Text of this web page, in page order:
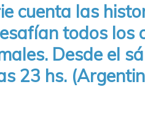
cuenta las
todos los
Desde el
23 hs.